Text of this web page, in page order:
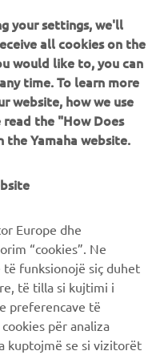
your settings, we'll
all cookies on the
would like to, you can
time. To learn more
website, how we use
the "How Does
the Yamaha website.
Europe dhe
“cookies”. Ne
të funksionojë siç duhet
të tilla si kujtimi i
preferencave të
për analiza
kuptojmë se si vizitorët